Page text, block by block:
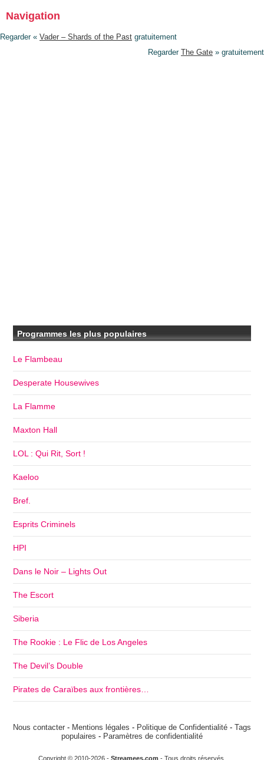
Navigation
Regarder « Vader – Shards of the Past gratuitement
Regarder The Gate » gratuitement
Programmes les plus populaires
Le Flambeau
Desperate Housewives
La Flamme
Maxton Hall
LOL : Qui Rit, Sort !
Kaeloo
Bref.
Esprits Criminels
HPI
Dans le Noir – Lights Out
The Escort
Siberia
The Rookie : Le Flic de Los Angeles
The Devil’s Double
Pirates de Caraïbes aux frontières…
Nous contacter - Mentions légales - Politique de Confidentialité - Tags
populaires - Paramètres de confidentialité
Copyright © 2010-2026 - Streamees.com - Tous droits réservés.